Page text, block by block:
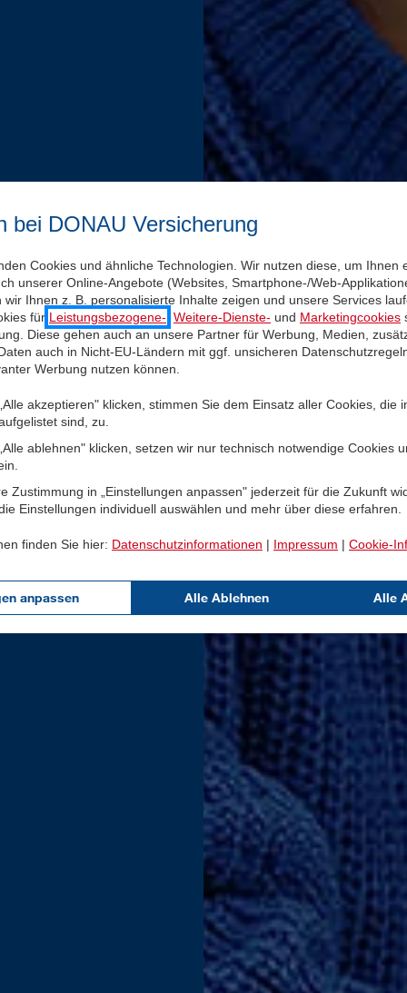
bei DONAU Versicherung
Cookies und ähnliche Technologien. Wir nutzen diese, um Ihnen
unserer Online-Angebote (Websites, Smartphone-/Web-
wir Ihnen z. B. personalisierte Inhalte zeigen und unsere Services
für Leistungsbezogene- Weitere-Dienste- und Marketingcookies
Diese gehen auch an unsere Partner für Werbung, Medien,
auch in Nicht-EU-Ländern mit ggf. unsicheren
Werbung nutzen können.
akzeptieren" klicken, stimmen Sie dem Einsatz aller Cookies, die
sind, zu.
ablehnen" klicken, setzen wir nur technisch notwendige Cookies
Zustimmung in „Einstellungen anpassen" jederzeit für die Zukunft
Einstellungen individuell auswählen und mehr über diese erfahren.
finden Sie hier: Datenschutzinformationen | Impressum | Cookie-
anpassen Alle Ablehnen Alle